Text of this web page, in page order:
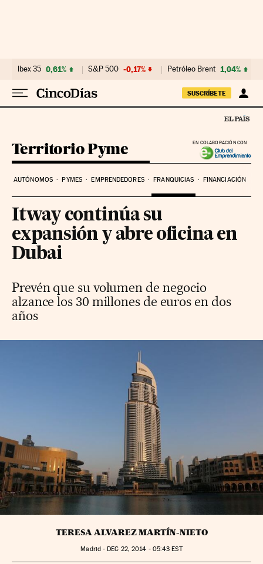
Ibex 35 0,61% S&P 500 -0,17% Petróleo Brent 1,04%
SUSCRÍBETE
EN COLABORACIÓN CON
Territorio Pyme
AUTÓNOMOS PYMES EMPRENDEDORES FRANQUICIAS FINANCIACIÓN
Itway continúa su
expansión y abre oficina en
Dubai
Prevén que su volumen de negocio
alzance los 30 millones de euros en dos
años
TERESA ALVAREZ MARTÍN-NIETO
Madrid -DEC 22, 2014 - 05:43 EST